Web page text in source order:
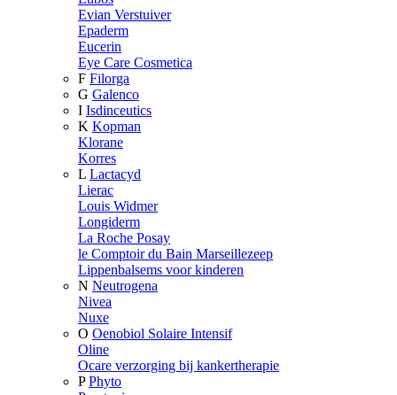
Evian Verstuiver
Epaderm
Eucerin
Eye Care Cosmetica
F Filorga
G Galenco
I Isdinceutics
K Kopman
Klorane
Korres
L Lactacyd
Lierac
Louis Widmer
Longiderm
La Roche Posay
le Comptoir du Bain Marseillezeep
Lippenbalsems voor kinderen
N Neutrogena
Nivea
Nuxe
O Oenobiol Solaire Intensif
Oline
Ocare verzorging bij kankertherapie
P Phyto